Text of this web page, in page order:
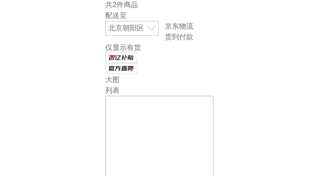
共2件商品
配送至
北京朝阳区
京东物流
货到付款
仅显示有货
大图
列表